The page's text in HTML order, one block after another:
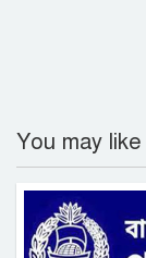
You may like